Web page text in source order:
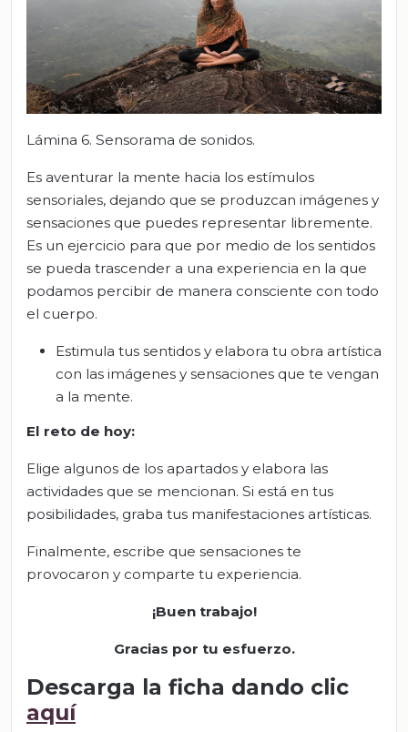
Lámina 6. Sensorama de sonidos.
Es aventurar la mente hacia los estímulos
sensoriales, dejando que se produzcan imágenes y
sensaciones que puedes representar libremente.
Es un ejercicio para que por medio de los sentidos
se pueda trascender a una experiencia en la que
podamos percibir de manera consciente con todo
el cuerpo.
Estimula tus sentidos y elabora tu obra artística
con las imágenes y sensaciones que te vengan
a la mente.
El reto de hoy:
Elige algunos de los apartados y elabora las
actividades que se mencionan. Si está en tus
posibilidades, graba tus manifestaciones artísticas.
Finalmente, escribe que sensaciones te
provocaron y comparte tu experiencia.
¡Buen trabajo!
Gracias por tu esfuerzo.
Descarga la ficha dando clic
aquí